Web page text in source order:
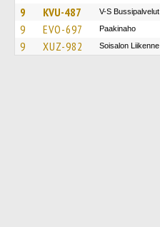
9 KVU-487 V-S Bussipalvelut
9 EVO-697 Paakinaho
9 XUZ-982 Soisalon Liikenne